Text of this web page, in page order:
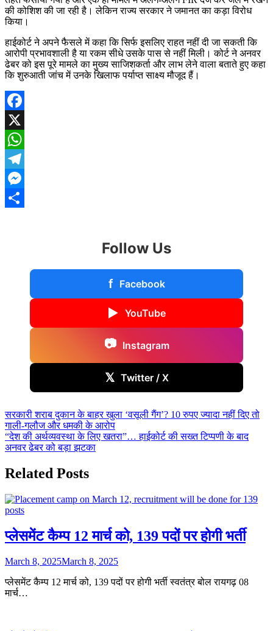
की कोशिश की जा रही है। लेकिन राज्य सरकार ने जमानत का कड़ा विरोध
किया।
हाईकोर्ट ने अपने फैसले में कहा कि सिर्फ इसलिए राहत नहीं दी जा सकती कि
आरोपी प्रभावशाली है या रकम सीधे उसके पास से नहीं मिली। कोर्ट ने अनवर
ढेबर को इस पूरे मामले का मुख्य साजिशकर्ता और लाभ लेने वाला बताते हुए कहा
कि शुरुआती जांच में उनके खिलाफ पर्याप्त साक्ष्य मौजूद हैं।
Facebook
X
WhatsApp
Telegram
Messenger
Follow Us
f Facebook
▶ YouTube
📷 Instagram
𝕏 Twitter / X
Post
navigation
सरकारी शराब दुकान के बाहर खुला ‘वसूली गैंग’? 10 रुपए ज्यादा नहीं दिए तो
गाली-गलौज और धमकी के आरोप
“देश की अर्थव्यवस्था के लिए खतरा”… हाईकोर्ट की सख्त टिप्पणी के बाद
अनवर ढेबर को बड़ा झटका
Related Posts
प्लेसमेंट कैम्प 12 मार्च को, 139 पदों पर होगी भर्ती
March 8, 2025March 8, 2025
प्लेसमेंट कैम्प 12 मार्च को, 139 पदों पर होगी भर्ती स्वतंत्र बोल रायगढ़ 08
मार्च…